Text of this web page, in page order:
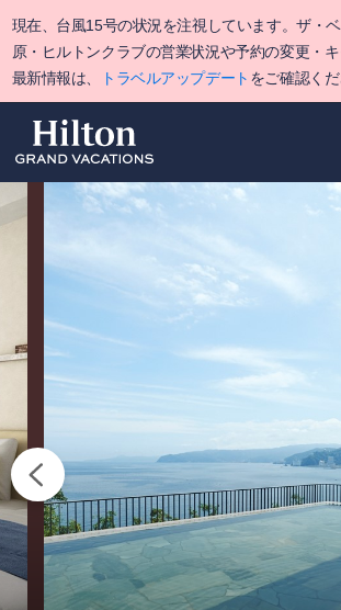
main
content
現在、台風15号の状況を注視しています。ザ・
原・ヒルトンクラブの営業状況や予約の変更・
最新情報は、
トラベルアップデート をご確認くだ
空室をみる